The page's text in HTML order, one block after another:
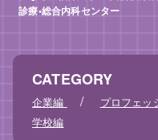
診療•総合内科センター
CATEGORY
企業編 / プロフェッ
学校編